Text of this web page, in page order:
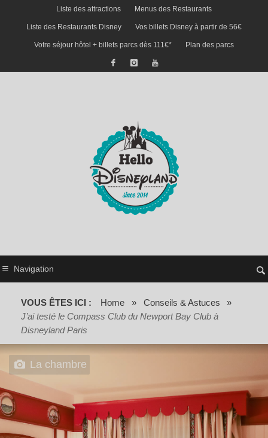
Liste des attractions Menus des Restaurants
Liste des Restaurants Disney Vos billets Disney à partir de 56€
Votre séjour hôtel + billets parcs dès 111€* Plan des parcs
Navigation
VOUS ÊTES ICI : Home » Conseils & Astuces
»
J’ai testé le Compass Club du Newport Bay Club à
Disneyland Paris
La chambre